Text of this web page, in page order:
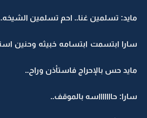
مايد: تسلمين غنا.. احم تسلمين
سارا ابتسمت ابتسامه خبيثه وحنين
مايد حس بالإحراج فاستأذن وراح..
سارا: حاااااااسه بالموقف..